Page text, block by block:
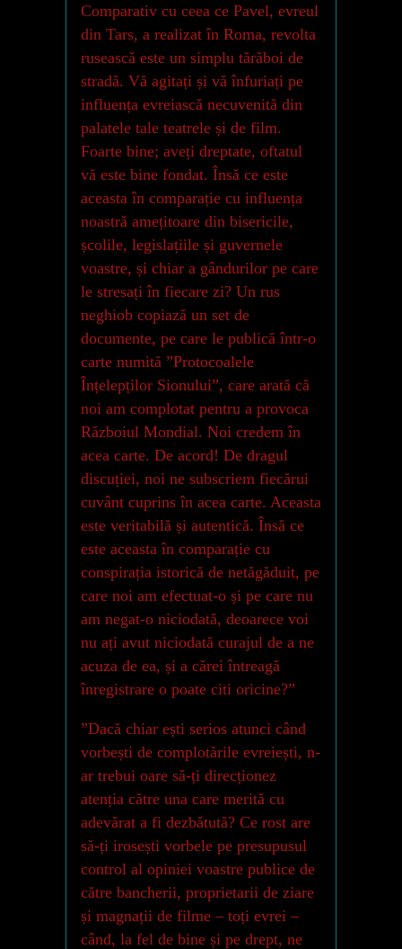
Comparativ cu ceea ce Pavel, evreul
din Tars, a realizat în Roma, revolta
rusească este un simplu tărăboi de
stradă. Vă agitați și vă înfuriați pe
influența evreiască necuvenită din
palatele tale teatrele și de film.
Foarte bine; aveți dreptate, oftatul
vă este bine fondat. Însă ce este
aceasta în comparație cu influența
noastră amețitoare din bisericile,
școlile, legislațiile și guvernele
voastre, și chiar a gândurilor pe care
le stresați în fiecare zi? Un rus
neghiob copiază un set de
documente, pe care le publică într-o
carte numită ”Protocoalele
Înțelepților Sionului”, care arată că
noi am complotat pentru a provoca
Războiul Mondial. Noi credem în
acea carte. De acord! De dragul
discuției, noi ne subscriem fiecărui
cuvânt cuprins în acea carte. Aceasta
este veritabilă și autentică. Însă ce
este aceasta în comparație cu
conspirația istorică de netăgăduit, pe
care noi am efectuat-o și pe care nu
am negat-o niciodată, deoarece voi
nu ați avut niciodată curajul de a ne
acuza de ea, și a cărei întreagă
înregistrare o poate citi oricine?”
”Dacă chiar ești serios atunci când
vorbești de complotările evreiești, n-
ar trebui oare să-ți direcționez
atenția către una care merită cu
adevărat a fi dezbătută? Ce rost are
să-ți irosești vorbele pe presupusul
control al opiniei voastre publice de
către bancherii, proprietarii de ziare
și magnații de filme – toți evrei –
când, la fel de bine și pe drept, ne